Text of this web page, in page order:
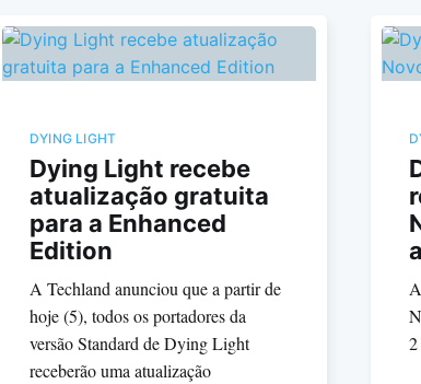
DYING LIGHT
Dying Light recebe
atualização gratuita
para a Enhanced
Edition
A Techland anunciou que a partir de
hoje (5), todos os portadores da
versão Standard de Dying Light
receberão uma atualização